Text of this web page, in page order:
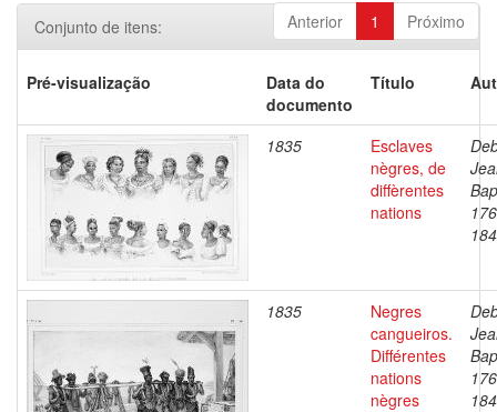
Anterior 1 Próximo
Conjunto de itens:
Pré-visualização
Data do
documento
Título
1835
Esclaves
nègres, de
diffèrentes
nations
1835
Negres
cangueiros.
Différentes
nations
nègres